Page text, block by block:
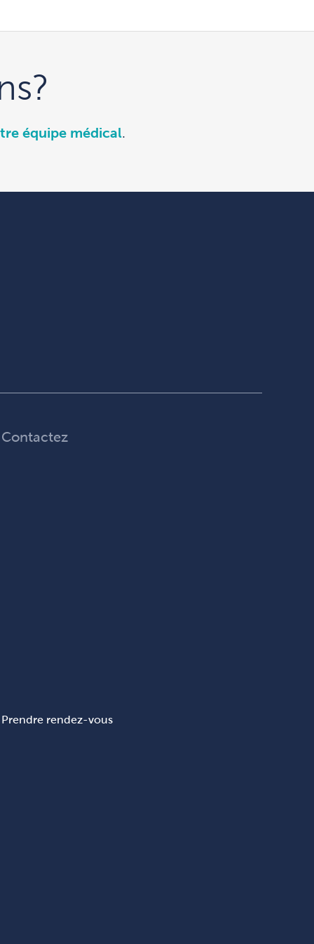
équipe médical.
Contactez
Prendre rendez-vous